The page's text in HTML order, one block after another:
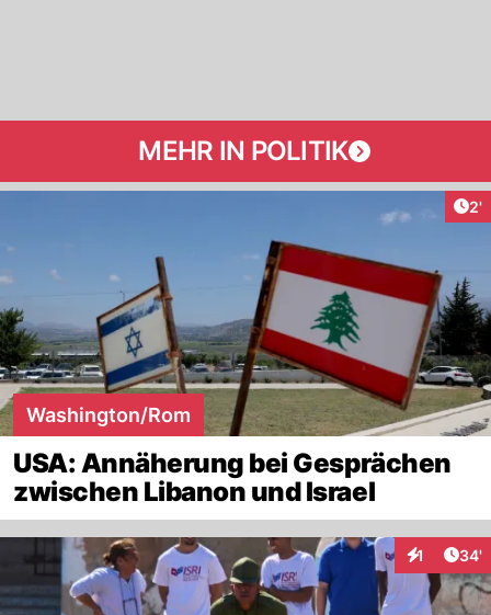
MEHR IN POLITIK
2'
Washington/Rom
USA: Annäherung bei Gesprächen
zwischen Libanon und Israel
1 34'